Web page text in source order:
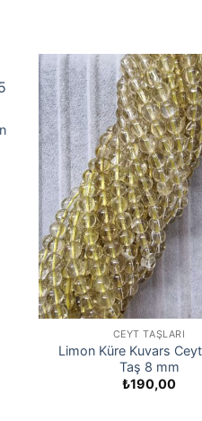
CEYT TAŞLARI
Limon Küre Kuvars
Taş 8 mm
₺190,00